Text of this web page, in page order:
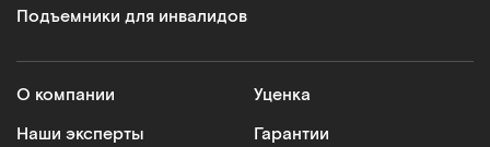
Подъемники для инвалидов
О компании
Наши эксперты
Уценка
Гарантии